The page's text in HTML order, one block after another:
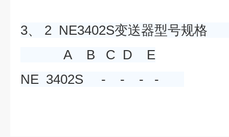
3、 2 NE3402S变送器型
A B C D E
NE 3402S - - - -